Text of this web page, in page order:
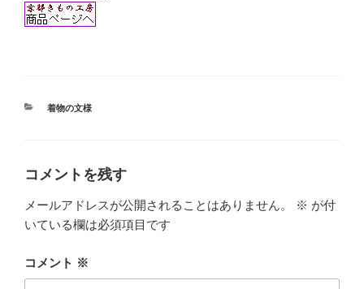
カ
着物の文様
コメントを残す
メールアドレスが公開されることはありません。 ※ が付
いている欄は必須項目です
コメント ※